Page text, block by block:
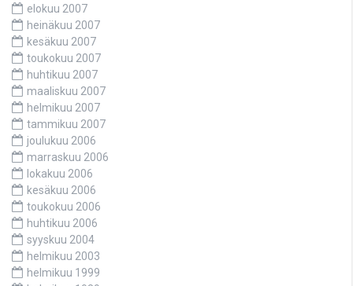
elokuu 2007
heinäkuu 2007
kesäkuu 2007
toukokuu 2007
huhtikuu 2007
maaliskuu 2007
helmikuu 2007
tammikuu 2007
joulukuu 2006
marraskuu 2006
lokakuu 2006
kesäkuu 2006
toukokuu 2006
huhtikuu 2006
syyskuu 2004
helmikuu 2003
helmikuu 1999